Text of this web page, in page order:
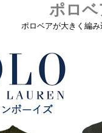
ポロベ
ポロベアが大きく編